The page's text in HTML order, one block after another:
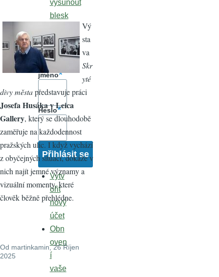
Vý
sta
va
Skr
yté
divy městapředstavuje práci
Josefa Husáka v Leica
Gallery, který se dlouhodobě
zaměřuje na každodennost
pražských ulic. I když vychází
z obyčejných situací, dokáže v
nich najít jemné významy a
vizuální momenty, které
člověk běžně přehlédne.
Od martinkamin, 26 Říjen
2025
vysunout
blesk
Přihláše
ní
Uživatel
ské
jméno
Heslo
Vytv
ořit
nový
účet
Obn
oven
í
vaše